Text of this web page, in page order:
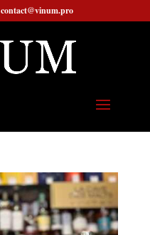
contact@vinum.pro